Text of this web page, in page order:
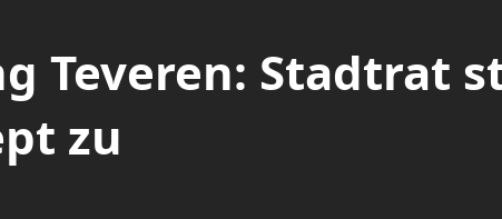
Teveren: Stadtrat
zu